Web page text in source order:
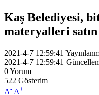
Kaş Belediyesi,
materyalleri
2021-4-7 12:59:41
2021-4-7 12:59:41
0Yorum
522 Gösterim
A- A+